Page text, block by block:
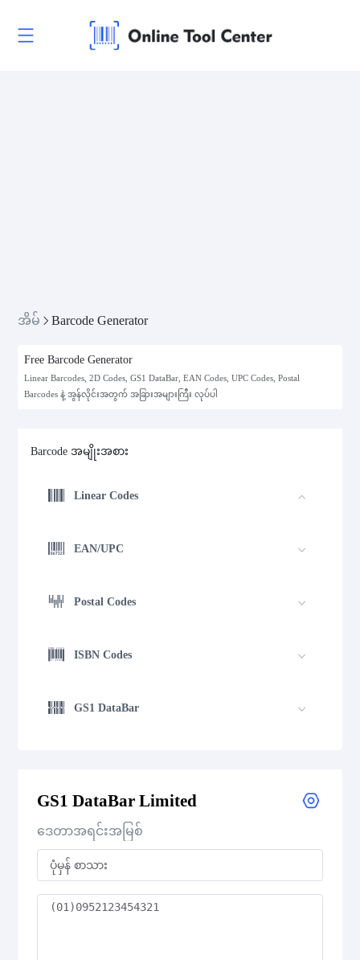
အိမ် Barcode Generator
Free Barcode Generator
Linear Barcodes, 2D Codes, GS1 DataBar, EAN Codes, UPC Codes, Postal
Barcodes နဲ့ အွန်လိုင်းအတွက် အခြားအများကြီး လုပ်ပါ
Barcode အမျိုးအစား
Linear Codes
EAN/UPC
Postal Codes
ISBN Codes
GS1 DataBar
GS1 DataBar Expanded Composite
GS1 DataBar Expanded Stacked
GS1 DataBar Expanded Stacked Composite
GS1 DataBar Limited
ဒေတာအရင်းအမြစ်